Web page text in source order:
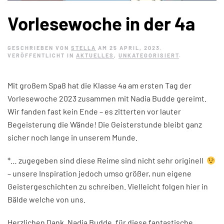
Vorlesewoche in der 4a
GESCHRIEBEN VON STELLA AM 25 APRIL, 2023 .
VERÖFFENTLICHT IN AKTUELLES , UNKATEGORISIERT.
Mit großem Spaß hat die Klasse 4a am ersten Tag der
Vorlesewoche 2023 zusammen mit Nadia Budde gereimt.
Wir fanden fast kein Ende – es zitterten vor lauter
Begeisterung die Wände! Die Geisterstunde bleibt ganz
sicher noch lange in unserem Munde.
*… zugegeben sind diese Reime sind nicht sehr originell
– unsere Inspiration jedoch umso größer, nun eigene
Geistergeschichten zu schreiben. Vielleicht folgen hier in
Bälde welche von uns.